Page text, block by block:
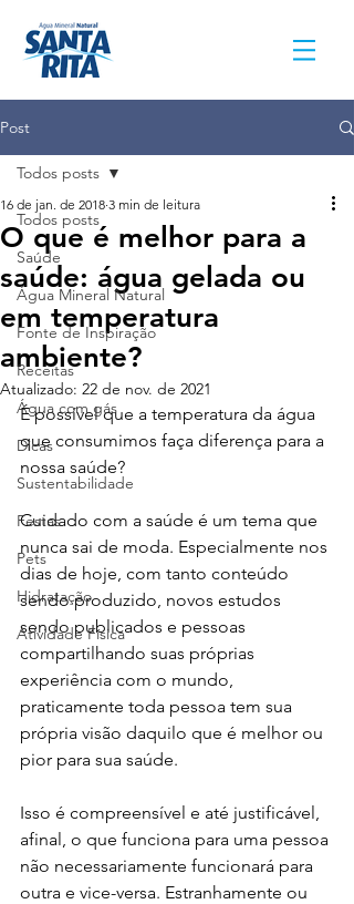
Post
Todos posts
Saúde
Água Mineral Natural
Fonte de Inspiração
Receitas
Água com gás
Dicas
Sustentabilidade
Festas
Pets
Hidratação
Atividade Física
Todos posts
O que é melhor para a
saúde: água gelada ou
em temperatura
ambiente?
16 de jan. de 2018 3 min de leitura
Atualizado: 22 de nov. de 2021
É possível que a temperatura da água
que consumimos faça diferença para a
nossa saúde?
Cuidado com a saúde é um tema que
nunca sai de moda. Especialmente nos
dias de hoje, com tanto conteúdo
sendo produzido, novos estudos
sendo publicados e pessoas
compartilhando suas próprias
experiência com o mundo,
praticamente toda pessoa tem sua
própria visão daquilo que é melhor ou
pior para sua saúde.
Isso é compreensível e até justificável,
afinal, o que funciona para uma pessoa
não necessariamente funcionará para
outra e vice-versa. Estranhamente ou